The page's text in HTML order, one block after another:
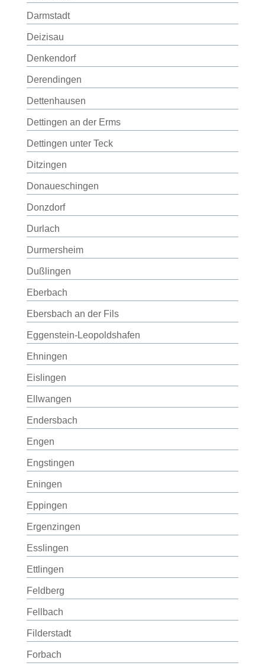
Darmstadt
Deizisau
Denkendorf
Derendingen
Dettenhausen
Dettingen an der Erms
Dettingen unter Teck
Ditzingen
Donaueschingen
Donzdorf
Durlach
Durmersheim
Dußlingen
Eberbach
Ebersbach an der Fils
Eggenstein-Leopoldshafen
Ehningen
Eislingen
Ellwangen
Endersbach
Engen
Engstingen
Eningen
Eppingen
Ergenzingen
Esslingen
Ettlingen
Feldberg
Fellbach
Filderstadt
Forbach